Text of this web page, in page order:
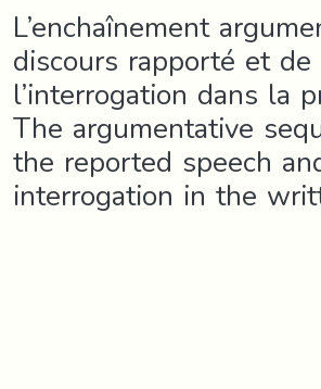
L’enchaînement
discours rapporté et de
l’interrogation dans la
The argumentative
the reported speech
interrogation in the